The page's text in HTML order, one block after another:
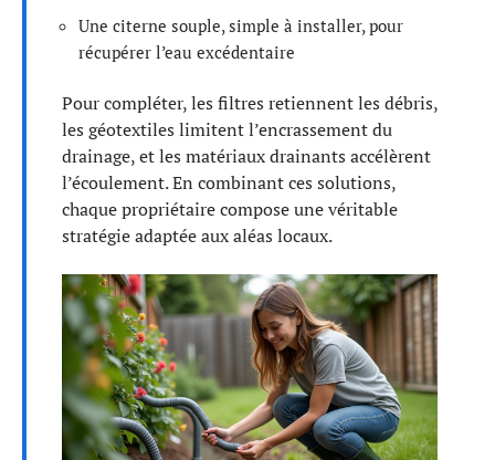
Une citerne souple, simple à installer, pour
récupérer l’eau excédentaire
Pour compléter, les filtres retiennent les débris,
les géotextiles limitent l’encrassement du
drainage, et les matériaux drainants accélèrent
l’écoulement. En combinant ces solutions,
chaque propriétaire compose une véritable
stratégie adaptée aux aléas locaux.